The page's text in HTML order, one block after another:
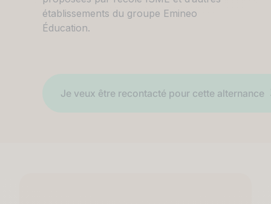
établissements du groupe Emineo
Éducation.